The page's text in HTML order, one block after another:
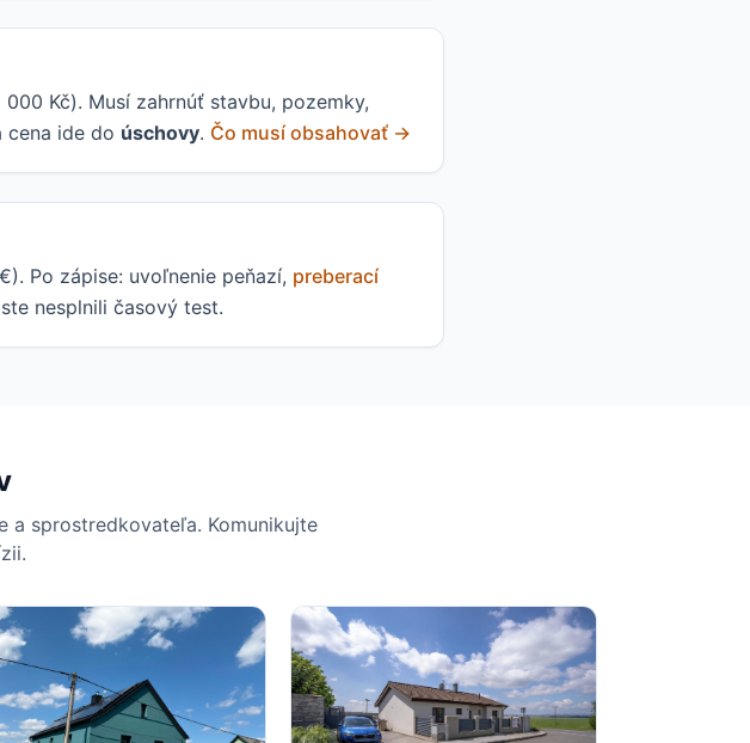
000 Kč). Musí zahrnúť stavbu, pozemky,
cena ide do úschovy. Čo musí obsahovať →
Po zápise: uvoľnenie peňazí, preberací
nesplnili časový test.
a sprostredkovateľa. Komunikujte